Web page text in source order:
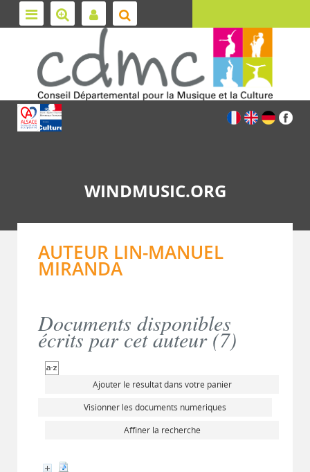
WINDMUSIC.ORG
AUTEUR LIN-MANUEL
MIRANDA
Documents disponibles
écrits par cet auteur (7)
Ajouter le résultat dans votre panier
Visionner les documents numériques
Affiner la recherche